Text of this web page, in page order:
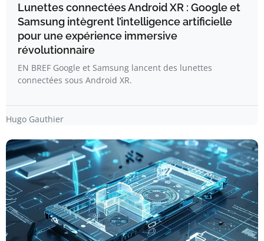
Lunettes connectées Android XR : Google et
Samsung intègrent l’intelligence artificielle
pour une expérience immersive
révolutionnaire
EN BREF Google et Samsung lancent des lunettes
connectées sous Android XR.
Hugo Gauthier